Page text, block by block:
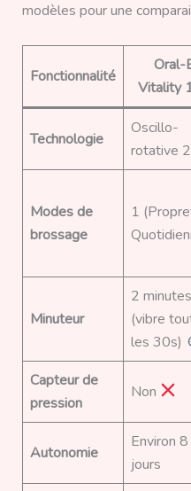
modèles pour une
Fonctionnalité
Oral-
Vitality
Technologie
Oscillo-
rotative
Modes de
brossage
1
Minuteur
2 minutes
(vibre
les 30s)
Capteur de
pression
Non
Autonomie
Environ 8
jours